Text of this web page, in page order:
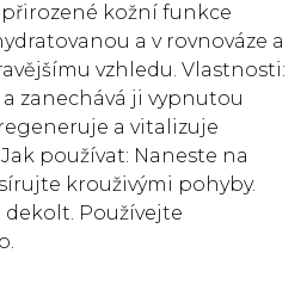
kožní funkce
a v rovnováze a
vzhledu. Vlastnosti:
zanechává ji vypnutou
a vitalizuje
používat: Naneste na
krouživými pohyby.
Používejte